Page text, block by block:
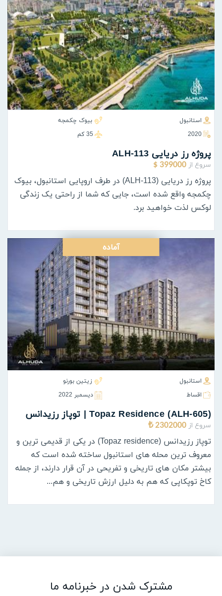
استانبول
بیوک چکمجه
2020
35 كم
پروژه رز دریایی ALH-113
سروع از 399000 $
پروژه رز دریایی (ALH-113) در طرف اروپایی استانبول، بیوک
چکمجه واقع شده است، جایی که شما از راحتی یک زندگی
لوکس لذت خواهید برد.
آماده
استانبول
زیتین بورنو
اقساط
ديسمبر 2022
(ALH-605) Topaz Residence | توپاز رزیدانس
سروع از 2302000 ₺
توپاز رزیدانس (Topaz residence) در یکی از قدیمی ترین و
معروف ترین محله های استانبول ساخته شده است که
بیشتر مکان های تاریخی و تفریحی در آن قرار دارند، از جمله
کاخ توپکاپی که هم به دلیل ارزش تاریخی و هم...
مشترک شدن در خبرنامه ما